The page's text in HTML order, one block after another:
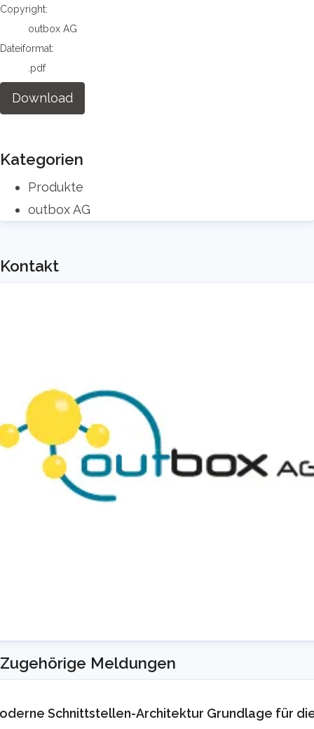
Copyright:
outbox AG
Dateiformat:
.pdf
Download
Kategorien
Produkte
outbox AG
Kontakt
Presse Anfragen info@outbox.de
Zugehörige Meldungen
Schnittstellen-Architektur Grundlage für